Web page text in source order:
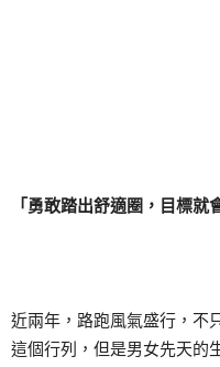
「勇敢踏出舒適圈，目標
近兩年，路跑風氣盛行，不
這個行列，但是男女先天的